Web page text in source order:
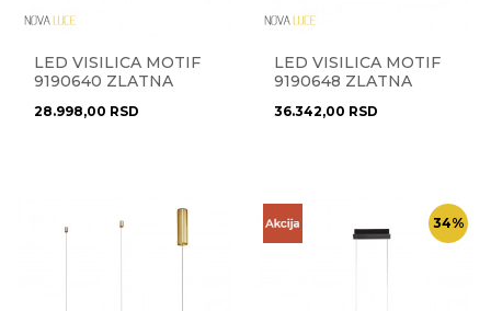
LED VISILICA MOTIF
9190640 ZLATNA
28.998,00 RSD
LED VISILICA MOTIF
9190648 ZLATNA
36.342,00 RSD
34%